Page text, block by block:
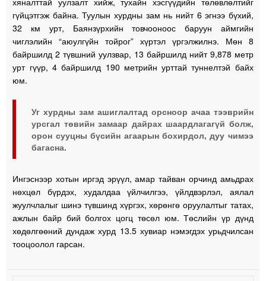
гүйцэтгэж байна. Туулын хурдны зам нь нийт 6 эгнээ бүхий,
32 км урт, Баянзүрхийн товчооноос баруун аймгийн
чиглэлийн “аюулгүйн тойрог” хүртэл үргэлжилнэ. Мөн 8
байршилд 2 түвшний уулзвар, 13 байршилд нийт 9,878 метр
урт гүүр, 4 байршилд 190 метрийн урттай туннелтэй байх
юм.
Уг хурдны зам ашиглалтад орсноор ачаа тээврийн
урсгал төвийн замаар дайрах шаардлагагүй болж,
орон сууцны бүсийн агаарын бохирдол, дуу чимээ
багасна.
Ингэснээр хотын иргэд эрүүл, амар тайван орчинд амьдрах
нөхцөл бүрдэх, худалдаа үйлчилгээ, үйлдвэрлэл, аялал
жуулчлалыг шинэ түвшинд хүргэх, хөрөнгө оруулалтыг татах,
ажлын байр бий болгох цогц төсөл юм. Төслийн үр дүнд
хөдөлгөөний дундаж хурд 13.5 хувиар нэмэгдэх урьдчилсан
тооцоолол гарсан.